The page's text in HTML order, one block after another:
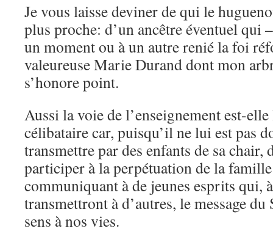
Je vous laisse deviner de qui le
plus proche: d’un ancêtre éventuel qui
un moment ou à un autre renié la foi
valeureuse Marie Durand dont mon
s’honore point.
Aussi la voie de l’enseignement est-
célibataire car, puisqu’il ne lui est pas
transmettre par des enfants de sa
participer à la perpétuation de la
communiquant à de jeunes esprits qui,
transmettront à d’autres, le message
sens à nos vies.